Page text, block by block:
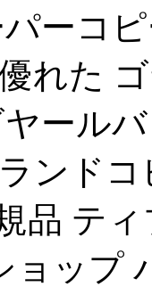
ーコ
れた
ール
ンド
品 テ
ョップ